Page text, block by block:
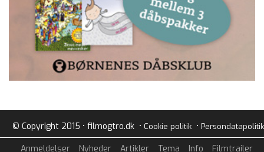
© Copyright 2015 • filmogtro.dk • Cookie politik• Persondatapolitik
Anmeldelser Nyheder Artikler Tema Info Filmtrailer